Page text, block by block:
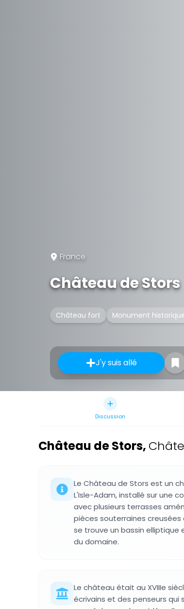
France
Château de Stors
Château fort Monument
J'y suis allé
Discussion
Château de Stors,
Le Château de Stors est un
L'Isle-Adam, installé sur une
avec plusieurs terrasses
pièces souterraines creusées
se trouve un bassin elliptique
du domaine.
Le château était au XVIIIe
écrivains et des penseurs qui